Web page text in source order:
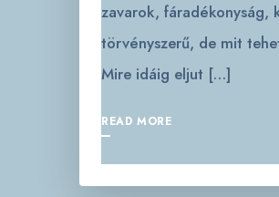
zavarok, fáradékonyság,
törvényszerű, de mit
Mire idáig eljut […]
READ MORE